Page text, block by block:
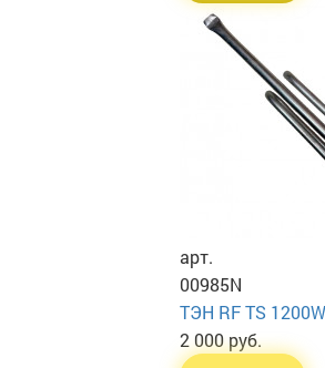
арт.
00985N
ТЭН RF TS
2 000 руб.